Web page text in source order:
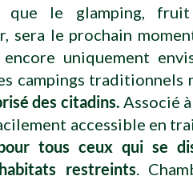
que le glamping,
sera le prochain
uniquement
campings traditionnels
des citadins. Associé
accessible en
tous ceux qui se
restreints .